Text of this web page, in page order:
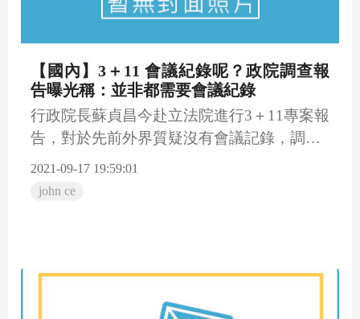
【國內】3＋11 會議紀錄呢？政院調查報
告曝光稱：並非都需要會議紀錄
行政院長蘇貞昌今赴立法院進行3＋11專案報
告，對於先前外界質疑沒有會議記錄，調查
報告指出，指揮中心決...
2021-09-17 19:59:01
john ce